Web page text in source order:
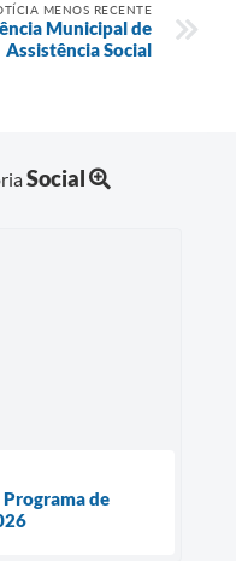
MENOS RECENTE
Municipal de
Assistência Social
Social
de